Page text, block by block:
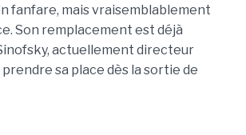
fanfare, mais vraisemblablement
Son remplacement est déjà
actuellement directeur
sa place dès la sortie de